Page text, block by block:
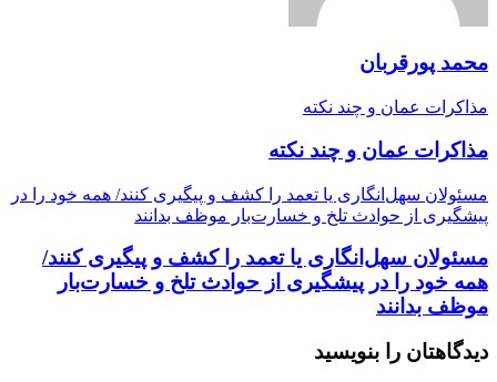
محمد پورقربان
مذاکرات عمان و چند نکته
مذاکرات عمان و چند نکته
مسئولان سهل‌انگاری یا تعمد را کشف و پیگیری کنند/ همه‌ خود را در
پیشگیری از حوادث تلخ و خسارت‌بار موظف بدانند
مسئولان سهل‌انگاری یا تعمد را کشف و پیگیری کنند/
همه‌ خود را در پیشگیری از حوادث تلخ و خسارت‌بار
موظف بدانند
دیدگاهتان را بنویسید